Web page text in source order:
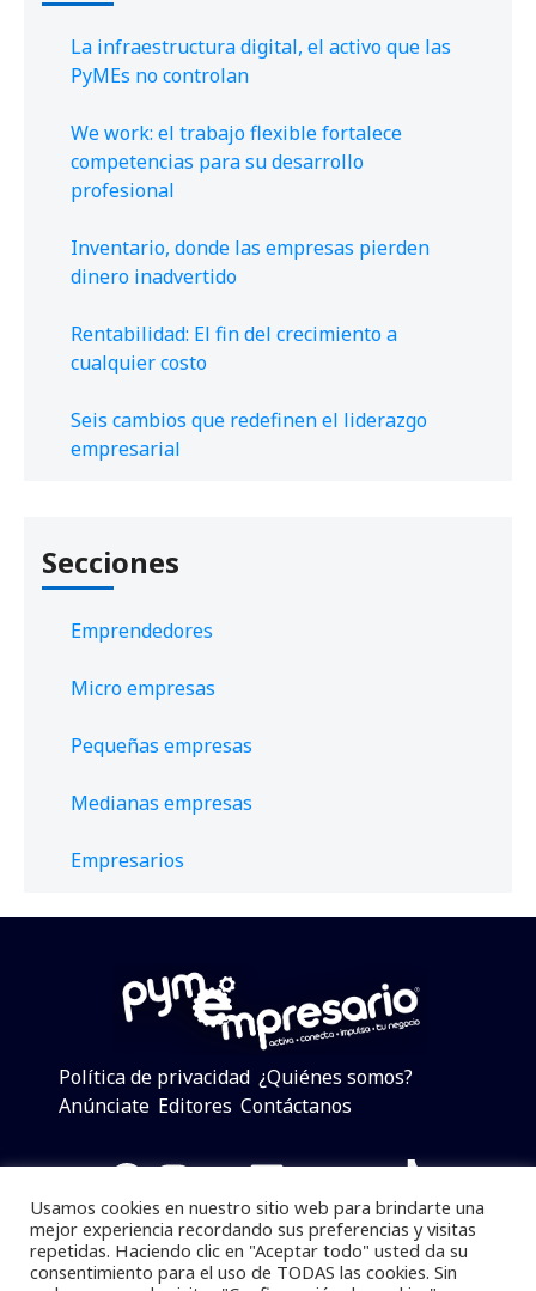
La infraestructura digital, el activo que las
PyMEs no controlan
We work: el trabajo flexible fortalece
competencias para su desarrollo
profesional
Inventario, donde las empresas pierden
dinero inadvertido
Rentabilidad: El fin del crecimiento a
cualquier costo
Seis cambios que redefinen el liderazgo
empresarial
Secciones
Emprendedores
Micro empresas
Pequeñas empresas
Medianas empresas
Empresarios
Política de privacidad ¿Quiénes somos?
Anúnciate Editores Contáctanos
Facebook
Instagram
Twitter
LinkedIn
Telegram
YouTube
TikTok
Usamos cookies en nuestro sitio web para brindarte una
mejor experiencia recordando sus preferencias y visitas
repetidas. Haciendo clic en "Aceptar todo" usted da su
consentimiento para el uso de TODAS las cookies. Sin